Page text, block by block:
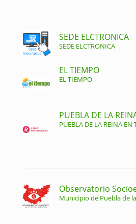
SEDE ELCTRONICA
SEDE ELCTRONICA
EL TIEMPO
EL TIEMPO
PUEBLA DE LA
PUEBLA DE LA REINA EN
Observatorio
Municipio de Puebla de